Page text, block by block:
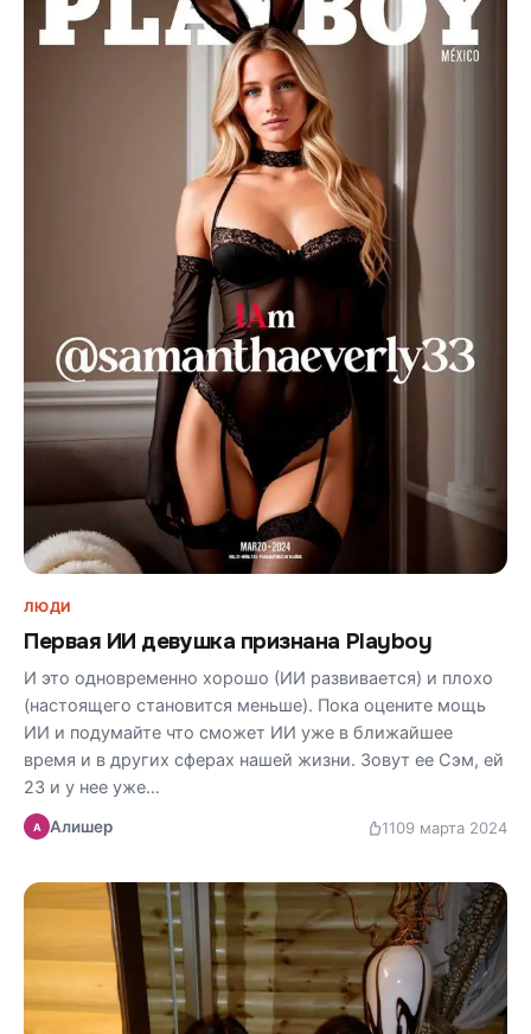
ЛЮДИ
Первая ИИ девушка признана Playboy
И это одновременно хорошо (ИИ развивается) и плохо
(настоящего становится меньше). Пока оцените мощь
ИИ и подумайте что сможет ИИ уже в ближайшее
время и в других сферах нашей жизни. Зовут ее Сэм, ей
23 и у нее уже…
А Алишер 1109 марта 2024